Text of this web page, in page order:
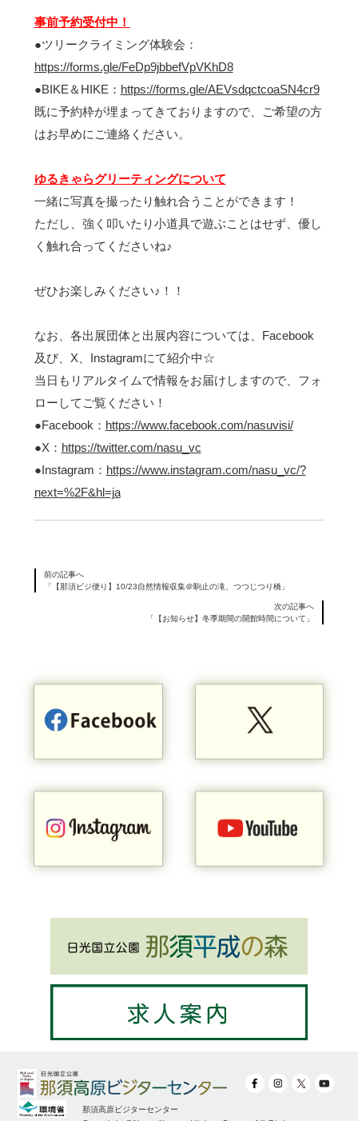
事前予約受付中！
●ツリークライミング体験会：
https://forms.gle/FeDp9jbbefVpVKhD8
●BIKE＆HIKE： https://forms.gle/AEVsdqctcoaSN4cr9
既に予約枠が埋まってきておりますので、ご希望の方
はお早めにご連絡ください。
ゆるきゃらグリーティングについて
一緒に写真を撮ったり触れ合うことができます！
ただし、強く叩いたり小道具で遊ぶことはせず、優し
く触れ合ってくださいね♪
ぜひお楽しみください♪！！
なお、各出展団体と出展内容については、Facebook
及び、X、Instagramにて紹介中☆
当日もリアルタイムで情報をお届けしますので、フォ
ローしてご覧ください！
●Facebook： https://www.facebook.com/nasuvisi/
●X： https://twitter.com/nasu_vc
●Instagram： https://www.instagram.com/nasu_vc/?
next=%2F&hl=ja
前の記事へ
「【那須ビジ便り】10/23自然情報収集＠駒止の滝、つつじつり橋」
次の記事へ
「【お知らせ】冬季期間の開館時間について」
那須高原ビジターセンター